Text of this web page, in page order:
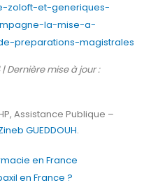
zoloft-et-generiques-
la-mise-a-
preparations-magistrales
| Dernière mise à jour :
Assistance Publique –
GUEDDOUH.
en France
en France ?